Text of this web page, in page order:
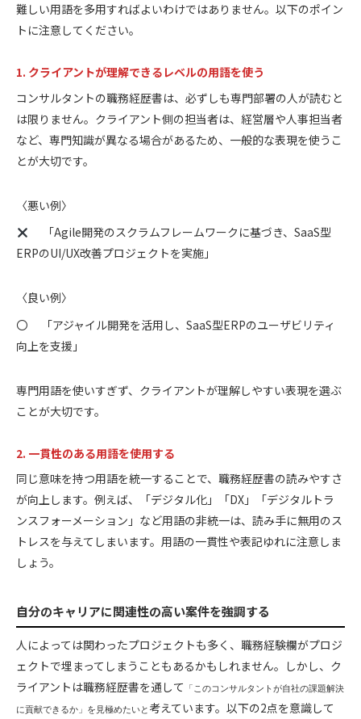
難しい用語を多用すればよいわけではありません。以下のポイン
トに注意してください。
1. クライアントが理解できるレベルの用語を使う
コンサルタントの職務経歴書は、必ずしも専門部署の人が読むと
は限りません。クライアント側の担当者は、経営層や人事担当者
など、専門知識が異なる場合があるため、一般的な表現を使うこ
とが大切です。
〈悪い例〉
「Agile開発のスクラムフレームワークに基づき、SaaS型
ERPのUI/UX改善プロジェクトを実施」
〈良い例〉
〇 「アジャイル開発を活用し、SaaS型ERPのユーザビリティ
向上を支援」
専門用語を使いすぎず、クライアントが理解しやすい表現を選ぶ
ことが大切です。
2. 一貫性のある用語を使用する
同じ意味を持つ用語を統一することで、職務経歴書の読みやすさ
が向上します。例えば、「デジタル化」「DX」「デジタルトラ
ンスフォーメーション」など用語の非統一は、読み手に無用のス
トレスを与えてしまいます。用語の一貫性や表記ゆれに注意しま
しょう。
自分のキャリアに関連性の高い案件を強調する
人によっては関わったプロジェクトも多く、職務経験欄がプロジ
ェクトで埋まってしまうこともあるかもしれません。しかし、ク
ライアントは職務経歴書を通して 「このコンサルタントが自社の課題解決
に貢献できるか」を見極めたいと 考えています。以下の2点を意識して